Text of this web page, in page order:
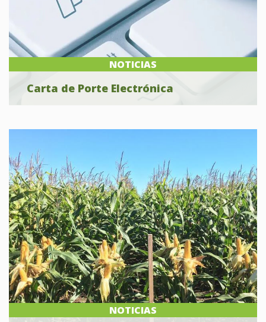
NOTICIAS
Carta de Porte Electrónica
NOTICIAS